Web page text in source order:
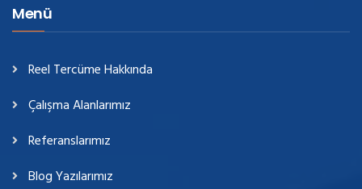
Menü
Reel Tercüme Hakkında
Çalışma Alanlarımız
Referanslarımız
Blog Yazılarımız